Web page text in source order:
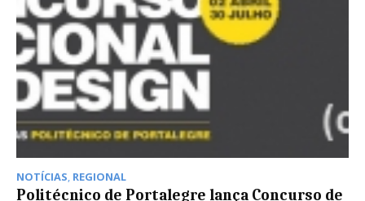
NOTÍCIAS, REGIONAL
Politécnico de Portalegre lança Concurso de